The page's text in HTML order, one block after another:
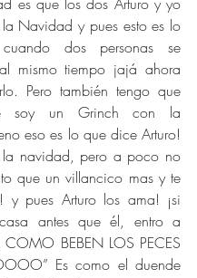
Navidad y pues esto es lo
dos personas se
mismo tiempo jajá ahora
Pero también tengo que
soy un Grinch con la
eso es lo que dice Arturo!
navidad, pero a poco no
que un villancico mas y te
y pues Arturo los ama! ¡si
antes que él, entro a
COMO BEBEN LOS PECES
Es como el duende